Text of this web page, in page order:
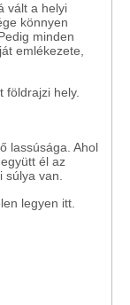
vált a helyi
könnyen
minden
emlékezete,
földrajzi hely.
lassúsága. Ahol
él az
van.
legyen itt.